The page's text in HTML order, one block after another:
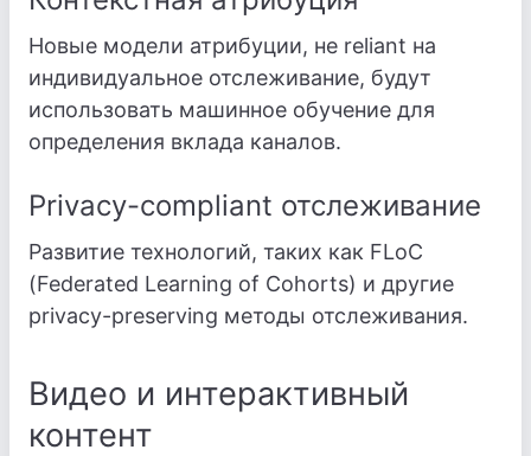
Новые модели атрибуции, не reliant на
индивидуальное отслеживание, будут
использовать машинное обучение для
определения вклада каналов.
Privacy-compliant отслеживание
Развитие технологий, таких как FLoC
(Federated Learning of Cohorts) и другие
privacy-preserving методы отслеживания.
Видео и интерактивный
контент